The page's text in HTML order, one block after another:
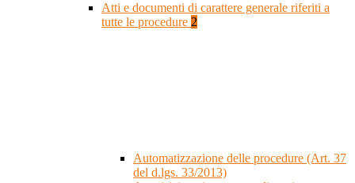
Atti e documenti di carattere generale riferiti a
tutte le procedure 2
Automatizzazione delle procedure (Art. 37
del d.lgs. 33/2013)